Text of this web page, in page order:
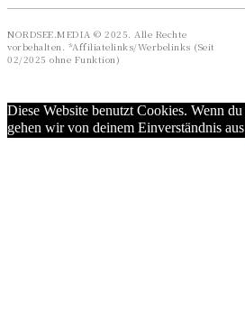
NORDSEE.MEDIA © 2025. Alle Rechte
vorbehalten. *Affiliatelinks/Werbelinks (Seit
02/2025 ohne Funktion)
Diese Website benutzt Cookies. Wenn
gehen wir von deinem Einverständnis